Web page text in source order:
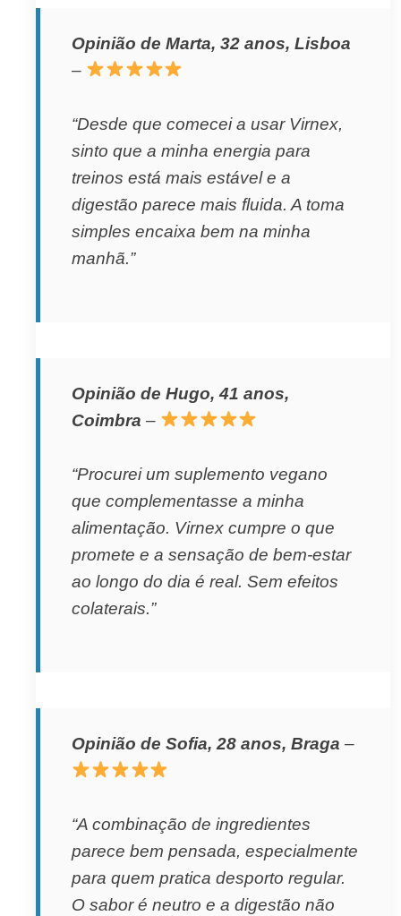
Opinião de Marta, 32 anos, Lisboa
–
“Desde que comecei a usar Virnex,
sinto que a minha energia para
treinos está mais estável e a
digestão parece mais fluida. A toma
simples encaixa bem na minha
manhã.”
Opinião de Hugo, 41 anos,
Coimbra –
“Procurei um suplemento vegano
que complementasse a minha
alimentação. Virnex cumpre o que
promete e a sensação de bem-estar
ao longo do dia é real. Sem efeitos
colaterais.”
Opinião de Sofia, 28 anos, Braga –
“A combinação de ingredientes
parece bem pensada, especialmente
para quem pratica desporto regular.
O sabor é neutro e a digestão não